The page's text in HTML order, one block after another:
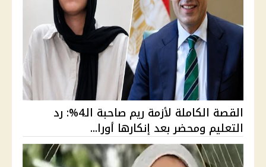
القصة الكاملة لأزمة ريم صاحبة الـ4%: رد
التعليم ومحضر بعد إنكارها أورا...